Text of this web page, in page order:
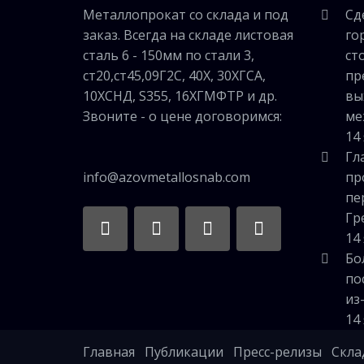
Металлопрокат со склада и под
заказ. Всегда на складе листовая
сталь 6 - 150мм по стали 3,
ст20,ст45,09Г2С, 40Х, 30ХГСА,
10ХСНД, S355, 16ХГМФТР и др.
Звоните - о цене договоримся:
info@azovmetallosnab.com
Главная Публикации Пресс-релизы